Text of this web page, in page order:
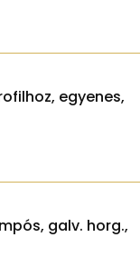
egyenes,
galv. horg.,